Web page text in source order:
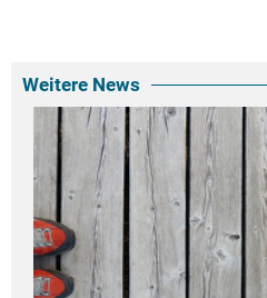
Weitere News